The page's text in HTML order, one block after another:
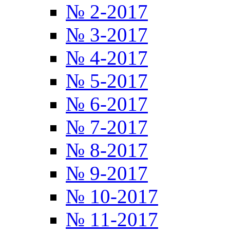
№ 2-2017
№ 3-2017
№ 4-2017
№ 5-2017
№ 6-2017
№ 7-2017
№ 8-2017
№ 9-2017
№ 10-2017
№ 11-2017